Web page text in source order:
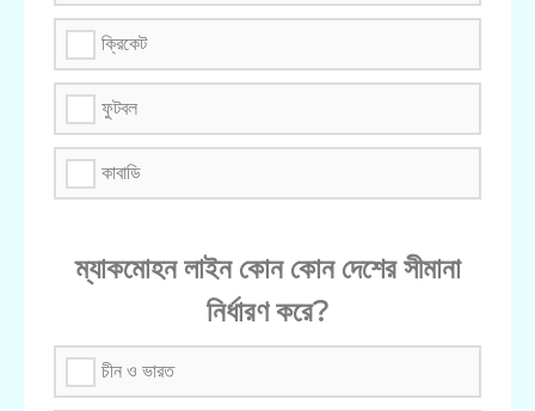
ক্রিকেট
ফুটবল
কাবাডি
ম্যাকমোহন লাইন কোন কোন দেশের সীমানা
নির্ধারণ করে?
চীন ও ভারত